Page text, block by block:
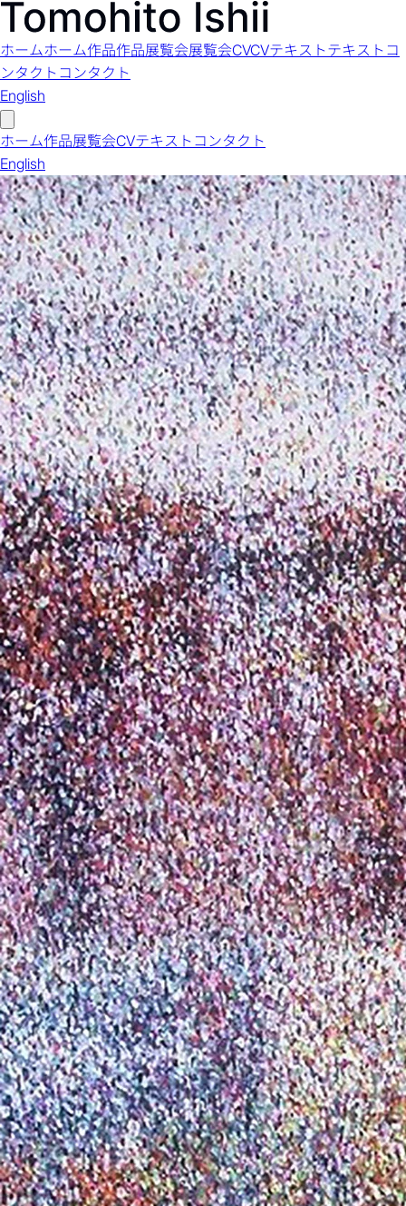
ホームホーム作品作品展覧会展覧会CVCVテキストテキスト コ
ンタクト コンタクト
English
ホーム作品展覧会CVテキスト コンタクト
English